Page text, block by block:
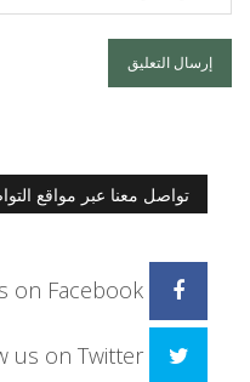
تواصل معنا عبر مواقع
on Facebook
us on Twitter